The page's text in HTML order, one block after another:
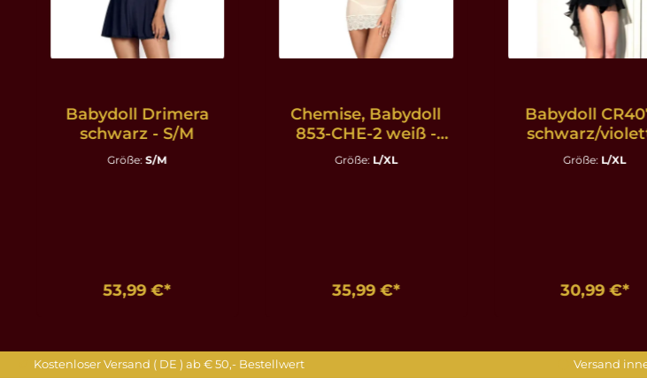
Babydoll Drimera
schwarz - S/M
Größe:S/M
53,99 €*
Chemise, Babydoll
853-CHE-2 weiß -
L/XL
Größe: L/XL
35,99 €*
Babydoll
schwarz/
L/XL
Größe: L/XL
30,99 €*
Kostenloser Versand ( DE ) ab € 50,- Bestellwert Versand